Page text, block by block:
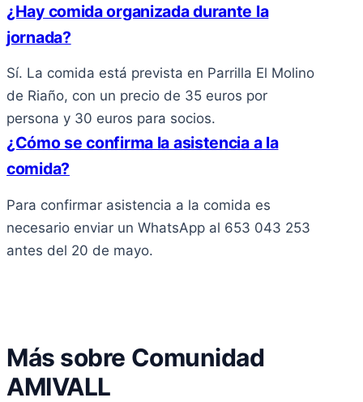
¿Hay comida organizada durante la
jornada?
Sí. La comida está prevista en Parrilla El Molino
de Riaño, con un precio de 35 euros por
persona y 30 euros para socios.
¿Cómo se confirma la asistencia a la
comida?
Para confirmar asistencia a la comida es
necesario enviar un WhatsApp al 653 043 253
antes del 20 de mayo.
Más sobre Comunidad
AMIVALL